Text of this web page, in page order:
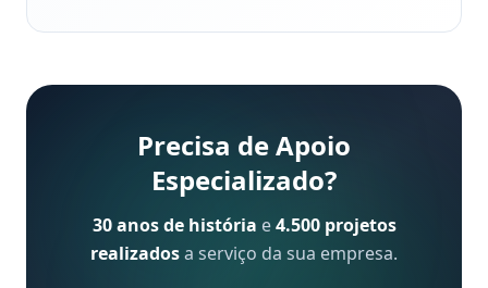
Precisa de Apoio
Especializado?
30 anos de história e4.500 projetos
realizadosa serviço da sua empresa.